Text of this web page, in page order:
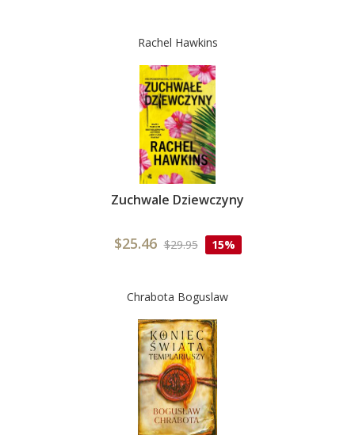
Rachel Hawkins
Zuchwale Dziewczyny
$25.46 $29.95 15%
Chrabota Boguslaw